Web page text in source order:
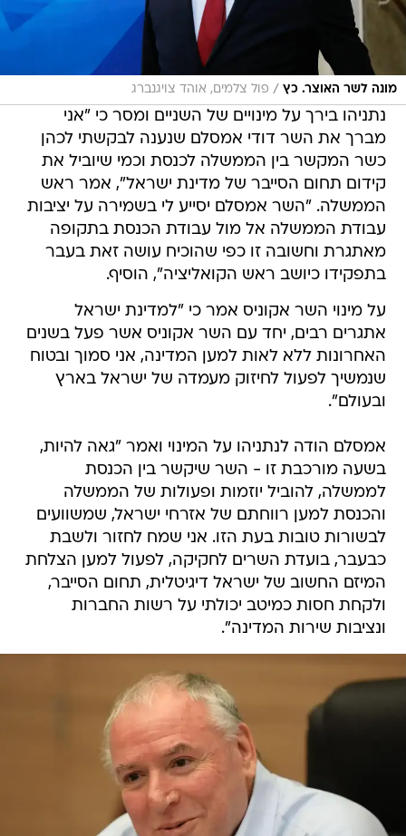
מונה לשר האוצר. כץ / פול צלמים, אוהד צויגנברג
נתניהו בירך על מינויים של השניים ומסר כי "אני
מברך את השר דודי אמסלם שנענה לבקשתי לכהן
כשר המקשר בין הממשלה לכנסת וכמי שיוביל את
קידום תחום הסייבר של מדינת ישראל", אמר ראש
הממשלה. "השר אמסלם יסייע לי בשמירה על יציבות
עבודת הממשלה אל מול עבודת הכנסת בתקופה
מאתגרת וחשובה זו כפי שהוכיח עושה זאת בעבר
בתפקידו כיושב ראש הקואליציה", הוסיף.
על מינוי השר אקוניס אמר כי "למדינת ישראל
אתגרים רבים, יחד עם השר אקוניס אשר פעל בשנים
האחרונות ללא לאות למען המדינה, אני סמוך ובטוח
שנמשיך לפעול לחיזוק מעמדה של ישראל בארץ
ובעולם".
אמסלם הודה לנתניהו על המינוי ואמר "גאה להיות,
בשעה מורכבת זו - השר שיקשר בין הכנסת
לממשלה, להוביל יוזמות ופעולות של הממשלה
והכנסת למען רווחתם של אזרחי ישראל, שמשוועים
לבשורות טובות בעת הזו. אני שמח לחזור ולשבת
כבעבר, בועדת השרים לחקיקה, לפעול למען הצלחת
המיזם החשוב של ישראל דיגיטלית, תחום הסייבר,
ולקחת חסות כמיטב יכולתי על רשות החברות
ונציבות שירות המדינה".